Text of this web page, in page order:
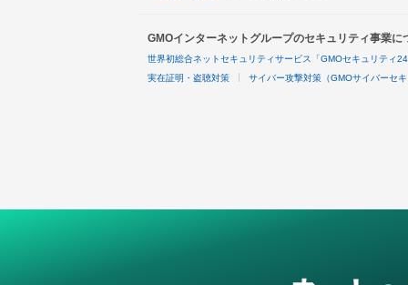
GMOインターネットグループのセキュリティ事業に
世界初総合ネットセキュリティサービス「GMOセキュリティ24
実在証明・盗聴対策 サイバー攻撃対策（GMOサイバーセキ